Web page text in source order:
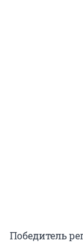
Победитель